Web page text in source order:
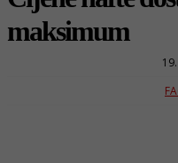
maksimum